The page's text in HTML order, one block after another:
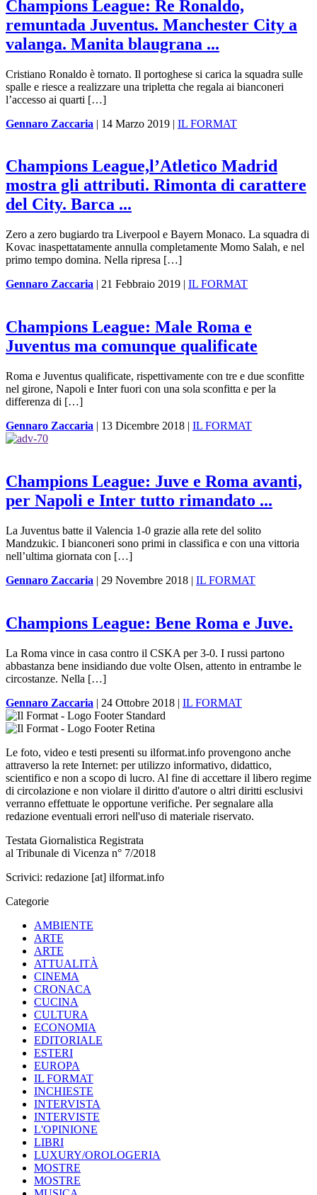
Champions League: Re Ronaldo,
remuntada Juventus. Manchester City a
valanga. Manita blaugrana ...
Cristiano Ronaldo è tornato. Il portoghese si carica la squadra sulle
spalle e riesce a realizzare una tripletta che regala ai bianconeri
l’accesso ai quarti […]
Gennaro Zaccaria | 14 Marzo 2019 | IL FORMAT
Champions League,l’Atletico Madrid
mostra gli attributi. Rimonta di carattere
del City. Barca ...
Zero a zero bugiardo tra Liverpool e Bayern Monaco. La squadra di
Kovac inaspettatamente annulla completamente Momo Salah, e nel
primo tempo domina. Nella ripresa […]
Gennaro Zaccaria | 21 Febbraio 2019 | IL FORMAT
Champions League: Male Roma e
Juventus ma comunque qualificate
Roma e Juventus qualificate, rispettivamente con tre e due sconfitte
nel girone, Napoli e Inter fuori con una sola sconfitta e per la
differenza di […]
Gennaro Zaccaria | 13 Dicembre 2018 | IL FORMAT
Champions League: Juve e Roma avanti,
per Napoli e Inter tutto rimandato ...
La Juventus batte il Valencia 1-0 grazie alla rete del solito
Mandzukic. I bianconeri sono primi in classifica e con una vittoria
nell’ultima giornata con […]
Gennaro Zaccaria | 29 Novembre 2018 | IL FORMAT
Champions League: Bene Roma e Juve.
La Roma vince in casa contro il CSKA per 3-0. I russi partono
abbastanza bene insidiando due volte Olsen, attento in entrambe le
circostanze. Nella […]
Gennaro Zaccaria | 24 Ottobre 2018 | IL FORMAT
Le foto, video e testi presenti su ilformat.info provengono anche
attraverso la rete Internet: per utilizzo informativo, didattico,
scientifico e non a scopo di lucro. Al fine di accettare il libero regime
di circolazione e non violare il diritto d'autore o altri diritti esclusivi
verranno effettuate le opportune verifiche. Per segnalare alla
redazione eventuali errori nell'uso di materiale riservato.
Testata Giornalistica Registrata
al Tribunale di Vicenza n° 7/2018
Scrivici: redazione [at] ilformat.info
Categorie
AMBIENTE
ARTE
ARTE
ATTUALITÀ
CINEMA
CRONACA
CUCINA
CULTURA
ECONOMIA
EDITORIALE
ESTERI
EUROPA
IL FORMAT
INCHIESTE
INTERVISTA
INTERVISTE
L'OPINIONE
LIBRI
LUXURY/OROLOGERIA
MOSTRE
MOSTRE